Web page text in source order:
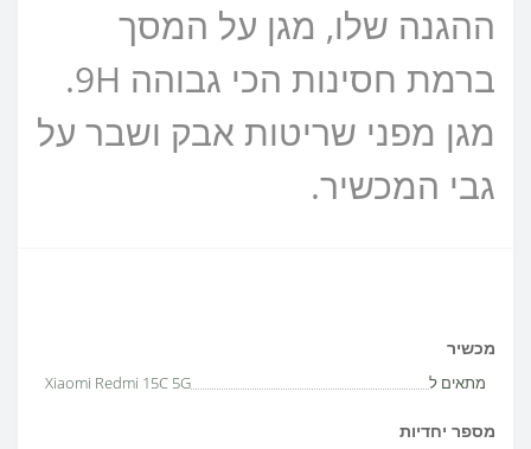
ההגנה שלו, מגן על המסך
ברמת חסינות הכי גבוהה 9H.
מגן מפני שריטות אבק ושבר על
גבי המכשיר.
מכשיר
מתאים ל Xiaomi Redmi 15C 5G
מספר יחדיות